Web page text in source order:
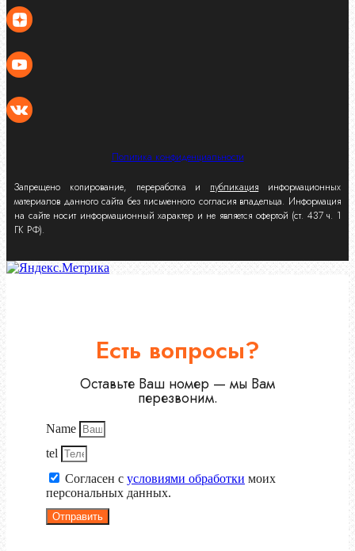
Политика конфиденциальности
Запрещено копирование, переработка и публикация информационных
материалов данного сайта без письменного согласия владельца. Информация
на сайте носит информационный характер и не является офертой (ст. 437 ч. 1
ГК РФ).
Есть вопросы?
Оставьте Ваш номер — мы Вам
перезвоним.
Name
tel
Согласен с условиями обработки моих
персональных данных.
Отправить